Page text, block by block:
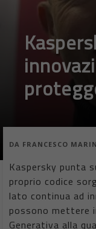
DA FRANCESCO
Kaspersky punta
proprio codice
lato continua ad
possono mettere
Generativa alla